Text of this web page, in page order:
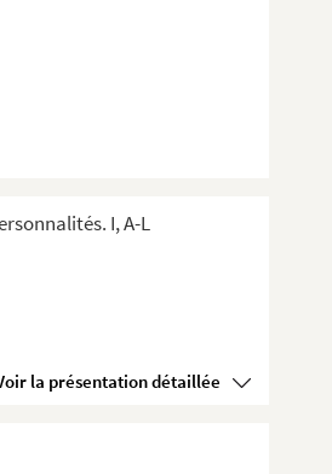
I, A-L
Voir la présentation détaillée